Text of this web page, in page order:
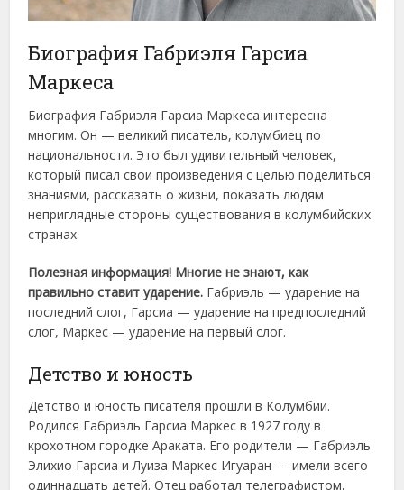
Биография Габриэля Гарсиа
Маркеса
Биография Габриэля Гарсиа Маркеса интересна
многим. Он — великий писатель, колумбиец по
национальности. Это был удивительный человек,
который писал свои произведения с целью поделиться
знаниями, рассказать о жизни, показать людям
неприглядные стороны существования в колумбийских
странах.
Полезная информация! Многие не знают, как
правильно ставит ударение. Габриэль — ударение на
последний слог, Гарсиа — ударение на предпоследний
слог, Маркес — ударение на первый слог.
Детство и юность
Детство и юность писателя прошли в Колумбии.
Родился Габриэль Гарсиа Маркес в 1927 году в
крохотном городке Араката. Его родители — Габриэль
Элихио Гарсиа и Луиза Маркес Игуаран — имели всего
одиннадцать детей. Отец работал телеграфистом,